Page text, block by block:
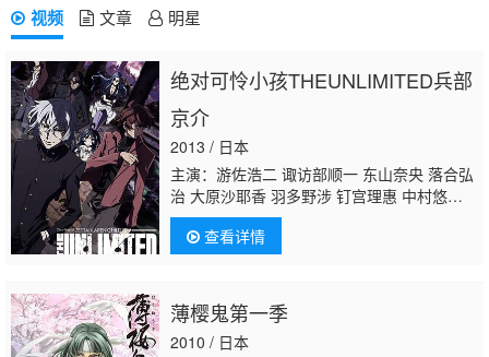
视频 文章 明星
绝对可怜小孩THEUNLIMITED兵部
京介
2013 / 日本
主演：游佐浩二 诹访部顺一 东山奈央 落合弘
治 大原沙耶香 羽多野涉 钉宫理惠 中村悠
一 谷山纪章 平野绫 白石凉子 户松遥 野上尤
加奈 楠大典 森巧治 小松史法
哉 小山刚志 金光宣明 箭内仁 峰畅也
查看详情
薄樱鬼第一季
2010 / 日本